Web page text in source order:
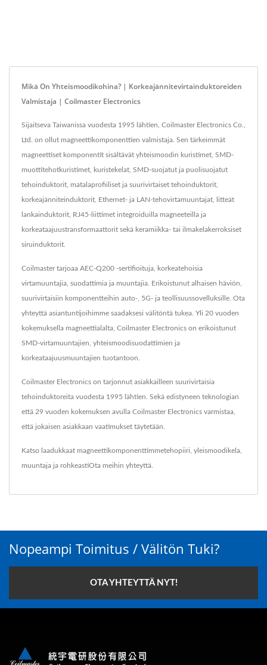
Mikä On Yhteismoodikohina? | Korkeajännitevirtainduktoreiden
Valmistaja | Coilmaster Electronics
Sijaitseva Taiwanissa vuodesta 1995 lähtien, Coilmaster Electronics Co.,
Ltd. on ollut magneettikomponenttien valmistaja. Sen tärkeimmät
magneettiset komponentit sisältävät yhteismoodin kuristimet, SMD-
muottitehotkuristimet, kuristekelat, SMD-suojatut ja puolisuojatut
tehoinduktorit, matalaprofiiliset ja suurivirtaiset tehoinduktorit,
korkeajänniteinduktorit, Ethernet- ja LAN-tehovirtamuuntajat, litteät
lankainduktorit, RJ45-liittimet integroiduilla magneeteilla ja
korkeataajuustransformaattorit sekä keramiikka- tai ilmakelakerroksiset
siruinduktorit.
Coilmaster tarjoaa AEC-Q200 -sertifioituja, korkeatehoisia
virtamuuntajia, suodattimia ja muuntajia. Erikoistunut alhaisen häviön,
suurivirtaisiin komponentteihin auto-, 5G- ja teollisuussovelluksille. Ota
yhteyttä asiantuntijoihimme saadaksesi välitöntä tukea. Yli 20 vuoden
kokemuksella magneettialalta, Coilmaster Electronics on erikoistunut
SMD-virtamuuntajien, yhteismoodisuodattimien ja
korkeataajuusmuuntajien tuotantoon.
Coilmaster Electronics on tarjonnut asiakkailleen suurivirtaisia ​​
tehoinduktoreita vuodesta 1995 lähtien. Sekä edistyneen teknologian
että 29 vuoden kokemuksen avulla Coilmaster Electronics varmistaa,
että jokaisen asiakkaan vaatimukset täytetään.
Katso laadukkaat magneettikomponenttimmetehopiiri yleismoodikela
muuntaja ja rohkeastiOta meihin yhteyttä
Nopeampi Toimitus / Välitön Tuki?
OTA YHTEYTTÄ NYT!